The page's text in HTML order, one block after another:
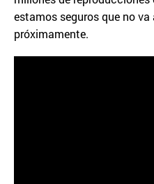
estamos seguros que no va
próximamente.